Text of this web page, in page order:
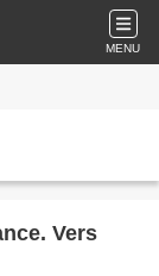
MENU
Vers